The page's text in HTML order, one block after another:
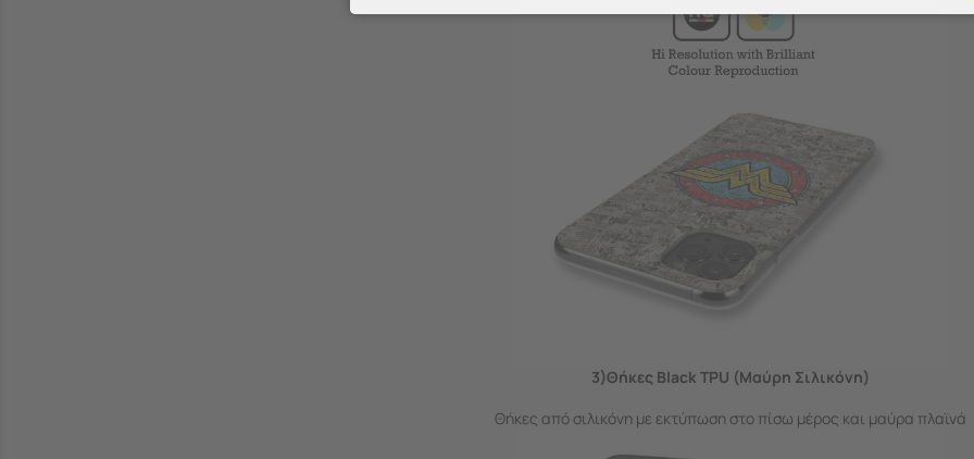
3)Θήκες Black TPU (Μαύρη Σιλικόνη)
Θήκες από σιλικόνη με εκτύπωση στο πίσω μέρος και μαύρα πλαϊνά